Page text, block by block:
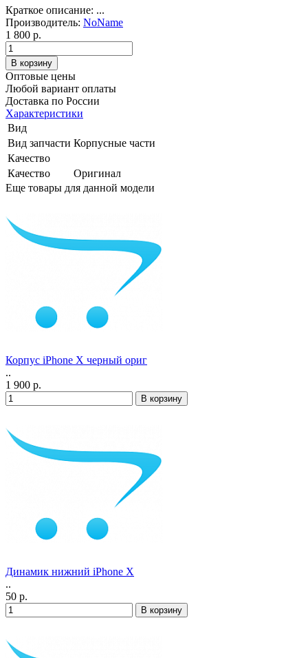
Краткое описание: ...
Производитель: NoName
1 800 р.
Оптовые цены
Любой вариант оплаты
Доставка по России
Характеристики
Вид
Вид запчасти Корпусные части
Качество
Качество
Оригинал
Еще товары для данной модели
Корпус iPhone X черный ориг
..
1 900 р.
Динамик нижний iPhone X
..
50 р.